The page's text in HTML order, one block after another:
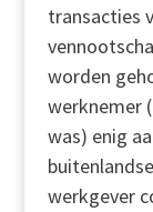
transacties
worden
werknemer
was) enig
werkgever